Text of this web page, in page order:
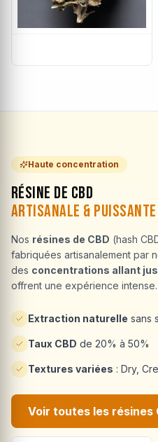
Haute concentration
Résine de CBD
Artisanale & Puissante
Nos résines de CBD (hash
fabriquées artisanalement par
des concentrations allant
offrent une expérience intense.
Extraction naturelle sans
Taux CBD de 20% à 50%
Textures variées : Dry,
Voir toutes les résines